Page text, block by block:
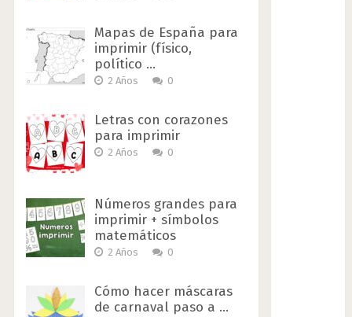
Mapas de España para
imprimir (físico,
político …
2 Años 0
Letras con corazones
para imprimir
2 Años 0
Números grandes para
imprimir + símbolos
matemáticos
2 Años 0
Cómo hacer máscaras
de carnaval paso a …